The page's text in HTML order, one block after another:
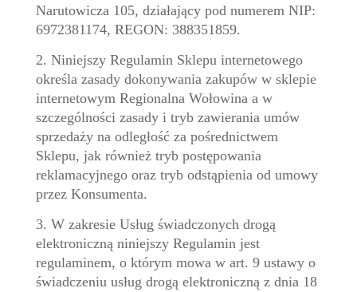
Narutowicza 105, działający pod numerem NIP:
6972381174, REGON: 388351859.
2. Niniejszy Regulamin Sklepu internetowego
określa zasady dokonywania zakupów w sklepie
internetowym Regionalna Wołowina a w
szczególności zasady i tryb zawierania umów
sprzedaży na odległość za pośrednictwem
Sklepu, jak również tryb postępowania
reklamacyjnego oraz tryb odstąpienia od umowy
przez Konsumenta.
3. W zakresie Usług świadczonych drogą
elektroniczną niniejszy Regulamin jest
regulaminem, o którym mowa w art. 9 ustawy o
świadczeniu usług drogą elektroniczną z dnia 18